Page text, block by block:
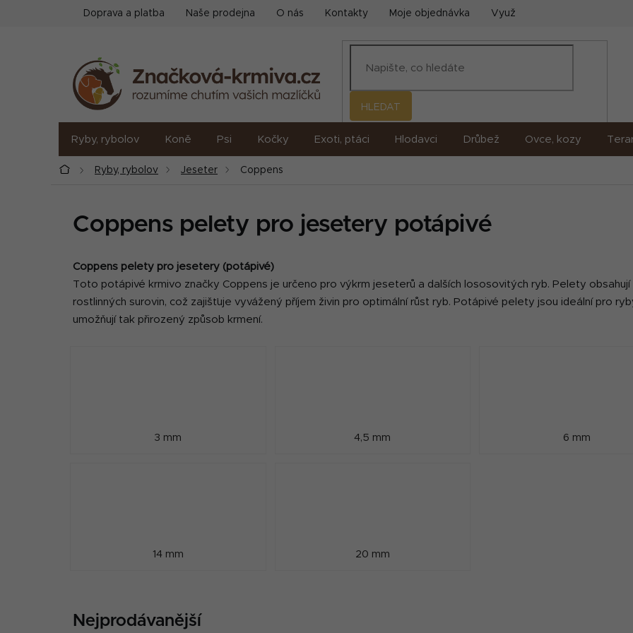
Doprava a platba Naše prodejna O nás Kontakty Moje objednávka Využití umělé inteligence (AI)
HLEDAT
Ryby, rybolov Koně Psi Kočky Exoti, ptáci Hlodavci Drůbež Ovce, kozy
DomůRyby, rybolov Jeseter Coppens
Coppens pelety pro jesetery potápivé
Coppens pelety pro jesetery (potápivé)
Toto potápivé krmivo značky Coppens je určeno pro výkrm jeseterů a dalších lososovitých ryb. Pelety obsahují
rostlinných surovin, což zajišťuje vyvážený příjem živin pro optimální růst ryb. Potápivé pelety jsou ideální pro
umožňují tak přirozený způsob krmení.
3 mm 4,5 mm 6 mm
14 mm 20 mm
Nejprodávanější